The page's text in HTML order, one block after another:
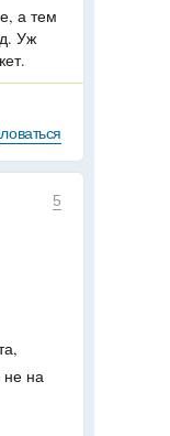
а тем
Уж
5
не на